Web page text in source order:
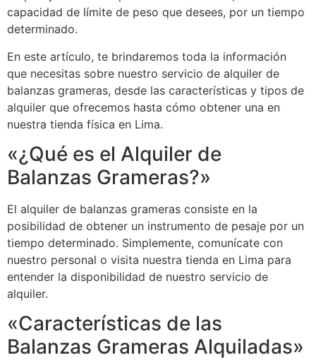
capacidad de límite de peso que desees, por un tiempo
determinado.
En este artículo, te brindaremos toda la información
que necesitas sobre nuestro servicio de alquiler de
balanzas grameras, desde las características y tipos de
alquiler que ofrecemos hasta cómo obtener una en
nuestra tienda física en Lima.
«¿Qué es el Alquiler de
Balanzas Grameras?»
El alquiler de balanzas grameras consiste en la
posibilidad de obtener un instrumento de pesaje por un
tiempo determinado. Simplemente, comunícate con
nuestro personal o visita nuestra tienda en Lima para
entender la disponibilidad de nuestro servicio de
alquiler.
«Características de las
Balanzas Grameras Alquiladas»